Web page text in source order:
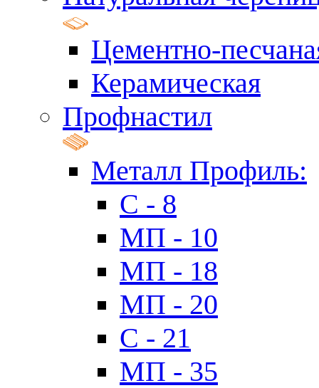
Цементно-
Керамическая
Профнастил
Металл Профиль:
C - 8
МП - 10
МП - 18
МП - 20
C - 21
МП - 35